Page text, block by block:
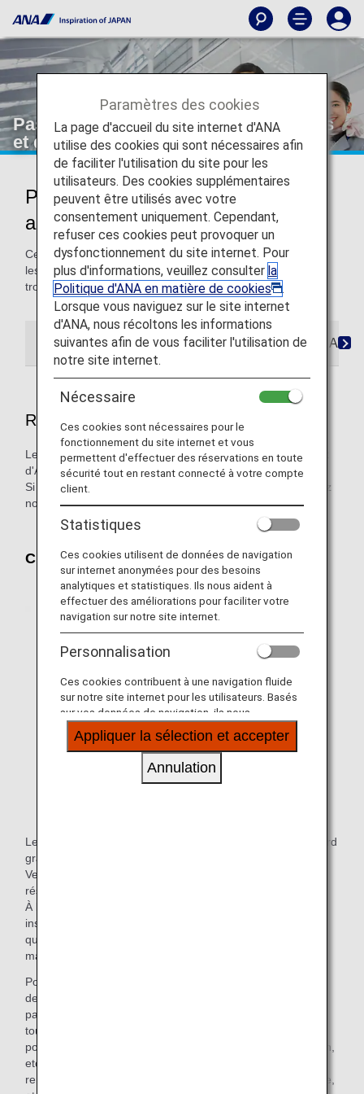
Passagers atteints de troubles auditifs
et de la parole
Passagers atteints de troubles
auditifs et de la parole
Cette page fournit des informations sur les équipements et
les services mis à la disposition des passagers atteints de
troubles auditifs et de la parole.
Réservations Embarquement À bord
Réservations
Les réservations peuvent être effectuées via le site internet
d'ANA et le service e-mail.
Si vous avez besoin d'aide lors de l'embarquement, veuillez
nous en informer au moment de la réservation.
Chiens-guides pour malentendants
Les chiens-guides pour malentendants sont autorisés à bord
gratuitement si vous souhaitez qu'ils restent avec vous.
Veuillez en informer notre personnel au moment de la
réservation ou de l'enregistrement.
À l'enregistrement, nous serons amené à procéder à une
inspection visuelle des documents, harnais, étiquettes, etc.
qui certifient que le chien est un chien-guide pour
malentendants.
Pour les voyages internationaux, les exigences d'entrée et
de sortie pour les chiens d'assistance varient selon les
pays/régions. Les clients sont invités à préparer à l'avance
tous les documents nécessaires (certificat de quarantaine
pour l'exportation, certificat de santé, certificat d'importation,
etc.) pour l'importation/exportation d'animaux en se
renseignant auprès du site de quarantaine, de l'ambassade,
Paramètres des cookies
La page d'accueil du site internet d'ANA
utilise des cookies qui sont nécessaires afin
de faciliter l'utilisation du site pour les
utilisateurs. Des cookies supplémentaires
peuvent être utilisés avec votre
consentement uniquement. Cependant,
refuser ces cookies peut provoquer un
dysfonctionnement du site internet. Pour
plus d'informations, veuillez consulter la
Politique d'ANA en matière de cookies
.
Lorsque vous naviguez sur le site internet
d'ANA, nous récoltons les informations
suivantes afin de vous faciliter l'utilisation de
notre site internet.
Nécessaire
Ces cookies sont nécessaires pour le
fonctionnement du site internet et vous
permettent d'effectuer des réservations en toute
sécurité tout en restant connecté à votre compte
client.
Statistiques
Ces cookies utilisent de données de navigation
sur internet anonymées pour des besoins
analytiques et statistiques. Ils nous aident à
effectuer des améliorations pour faciliter votre
navigation sur notre site internet.
Personnalisation
Ces cookies contribuent à une navigation fluide
sur notre site internet pour les utilisateurs. Basés
sur vos données de navigation, ils nous
permettent de fournir du contenu qui correspond
à vos intérêts personnels à travers nos sites
Appliquer la sélection et accepter
Annulation